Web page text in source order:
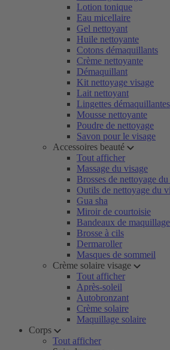
Lotion tonique
Eau micellaire
Gel nettoyant
Huile nettoyante
Cotons démaquillants
Crème nettoyante
Démaquillant
Kit nettoyage visage
Lait nettoyant
Lingettes démaquillantes
Mousse nettoyante
Poudre de nettoyage
Savon pour le visage
Accessoires beauté
Tout afficher
Massage du visage
Brosses de nettoyage
Outils de nettoyage du
Gua sha
Miroir de courtoisie
Bandeaux de maquillage
Brosse à cils
Dermaroller
Masques de sommeil
Crème solaire visage
Tout afficher
Après-soleil
Autobronzant
Crème solaire
Maquillage solaire
Corps
Tout afficher